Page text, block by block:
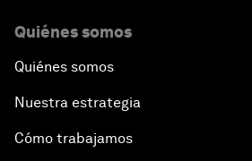
Quiénes somos
Quiénes somos
Nuestra estrategia
Cómo trabajamos